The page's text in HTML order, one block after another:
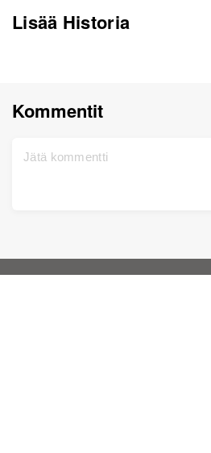
Lisää Historia
Kommentit